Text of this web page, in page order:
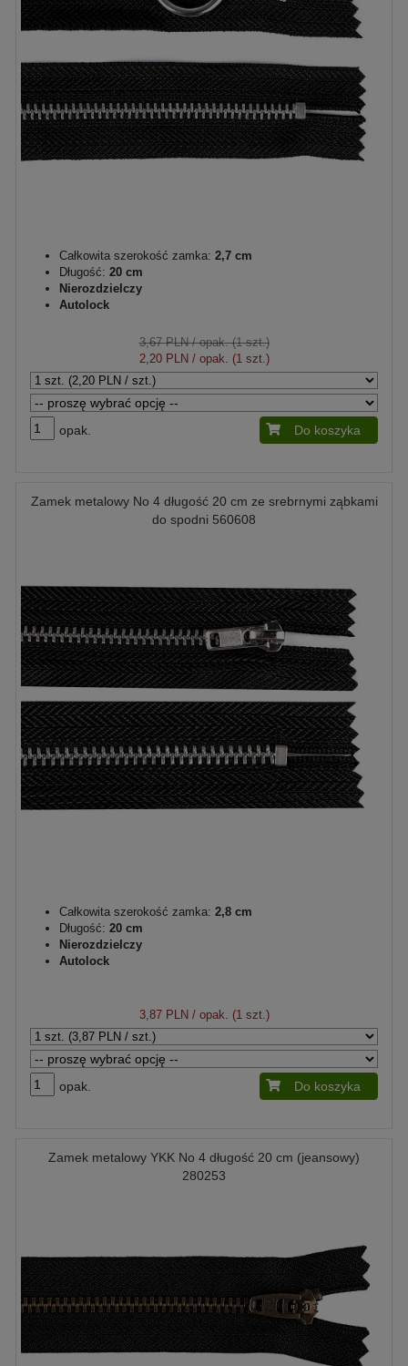
Całkowita szerokość zamka: 2,7 cm
Długość: 20 cm
Nierozdzielczy
Autolock
3,67 PLN/ opak. (1 szt.)
2,20 PLN/ opak. (1 szt.)
opak. Do koszyka
Zamek metalowy No 4 długość 20 cm ze srebrnymi ząbkami
do spodni 560608
Całkowita szerokość zamka: 2,8 cm
Długość: 20 cm
Nierozdzielczy
Autolock
3,87 PLN / opak. (1 szt.)
opak. Do koszyka
Zamek metalowy YKK No 4 długość 20 cm (jeansowy)
280253